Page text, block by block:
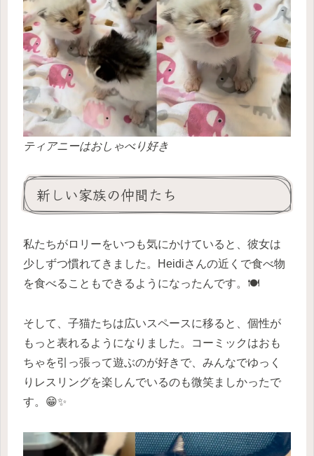
ティアニーはおしゃべり好き
新しい家族の仲間たち
私たちがロリーをいつも気にかけていると、彼女は
少しずつ慣れてきました。Heidiさんの近くで食べ物
を食べることもできるようになったんです。🍽️
そして、子猫たちは広いスペースに移ると、個性が
もっと表れるようになりました。コーミックはおも
ちゃを引っ張って遊ぶのが好きで、みんなでゆっく
りレスリングを楽しんでいるのも微笑ましかったで
す。😁✨